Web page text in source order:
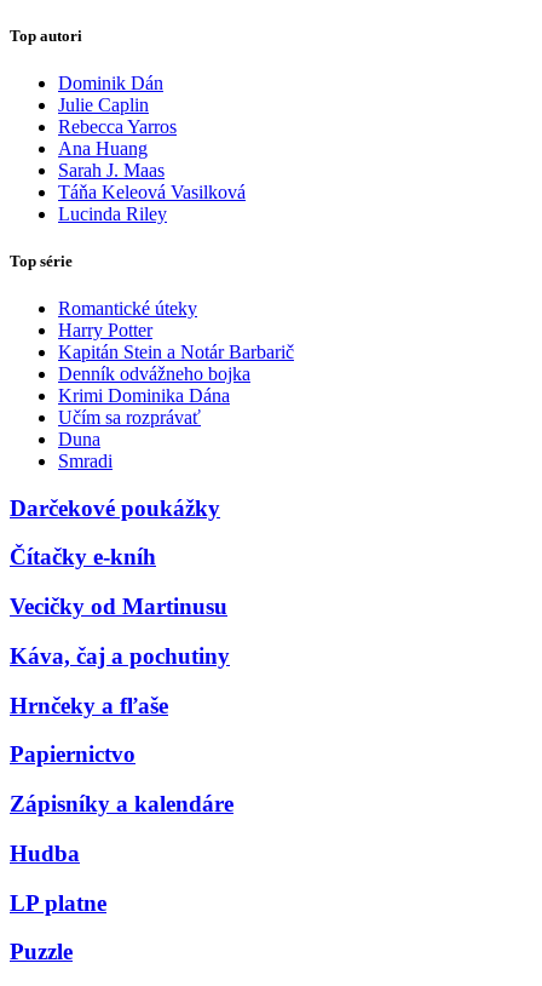
Top autori
Dominik Dán
Julie Caplin
Rebecca Yarros
Ana Huang
Sarah J. Maas
Táňa Keleová Vasilková
Lucinda Riley
Top série
Romantické úteky
Harry Potter
Kapitán Stein a Notár Barbarič
Denník odvážneho bojka
Krimi Dominika Dána
Učím sa rozprávať
Duna
Smradi
Darčekové poukážky
Čítačky e-kníh
Vecičky od Martinusu
Káva, čaj a pochutiny
Hrnčeky a fľaše
Papiernictvo
Zápisníky a kalendáre
Hudba
LP platne
Puzzle